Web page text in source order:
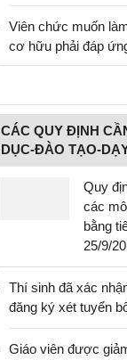
Viên chức muốn
cơ hữu phải đáp
CÁC QUY ĐỊNH
DỤC-ĐÀO TẠO-
Quy
các
bằng
25/9/
Thí sinh đã xác
đăng ký xét tuyển
Giáo viên được